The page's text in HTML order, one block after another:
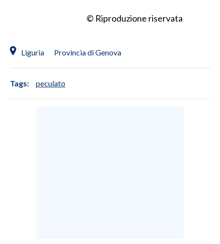
© Riproduzione riservata
Liguria Provincia di Genova
Tags: peculato